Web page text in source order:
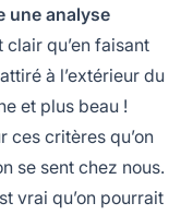
une analyse
clair qu’en faisant
à l’extérieur du
et plus beau !
ces critères qu’on
se sent chez nous.
vrai qu’on pourrait